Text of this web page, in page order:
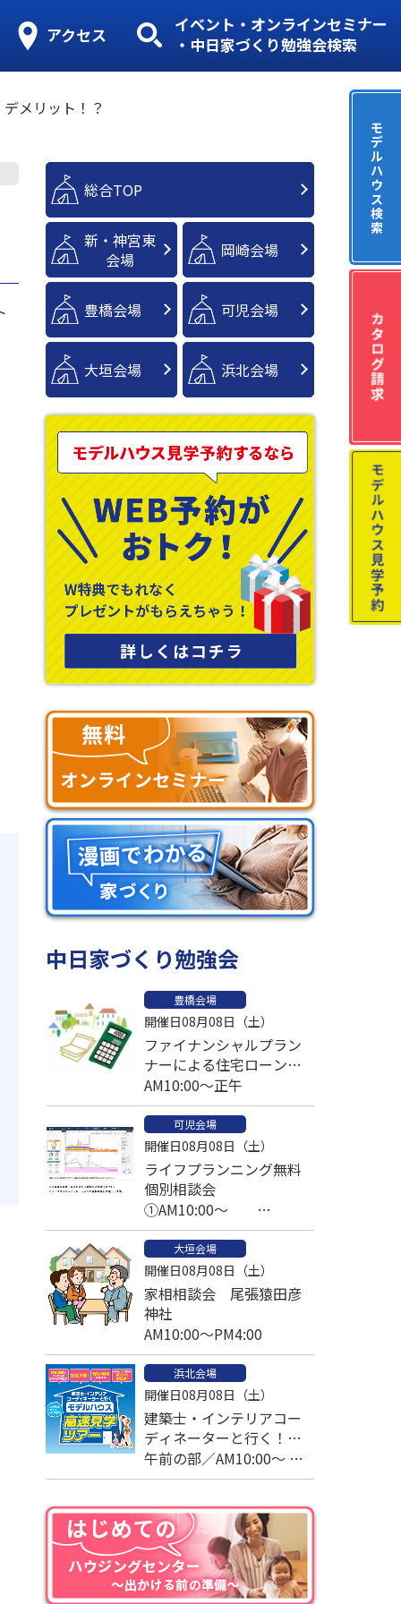
アクセス
イベント・オンラインセミナー
・中日家づくり勉強会検索
メリット！？
総合TOP
新・神宮東
会場
岡崎会場
豊橋会場 可児会場
大垣会場 浜北会場
中日家づくり勉強会
豊橋会場
開催日08月08日（土）
ファイナンシャルプラン
ナーによる住宅ローン比
較個別相談会
AM10:00～正午
可児会場
開催日08月08日（土）
ライフプランニング無料
個別相談会
①AM10:00～
②PM1:00～ ③PM2:30～
予約済大垣会場
開催日08月08日（土）
家相相談会 尾張猿田彦
神社
AM10:00～PM4:00
浜北会場
開催日08月08日（土）
建築士・インテリアコー
ディネーターと行く！モ
デルハウス高速見学ツア
ー
午前の部／AM10:00～ 午
後の部／PM1:00～
モ
デ
ル
ハ
ウ
ス
検
索